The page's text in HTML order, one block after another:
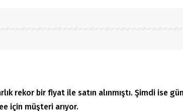
rekor bir fiyat ile satın alınmıştı. Şimdi ise
için müşteri arıyor.